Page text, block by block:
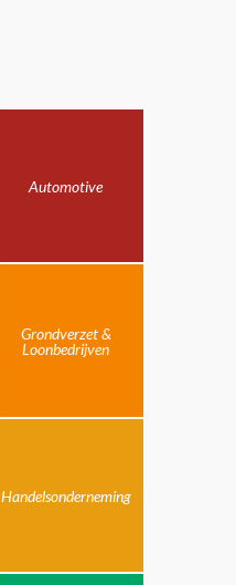
Automotive
Grondverzet &
Loonbedrijven
Handelsonderneming